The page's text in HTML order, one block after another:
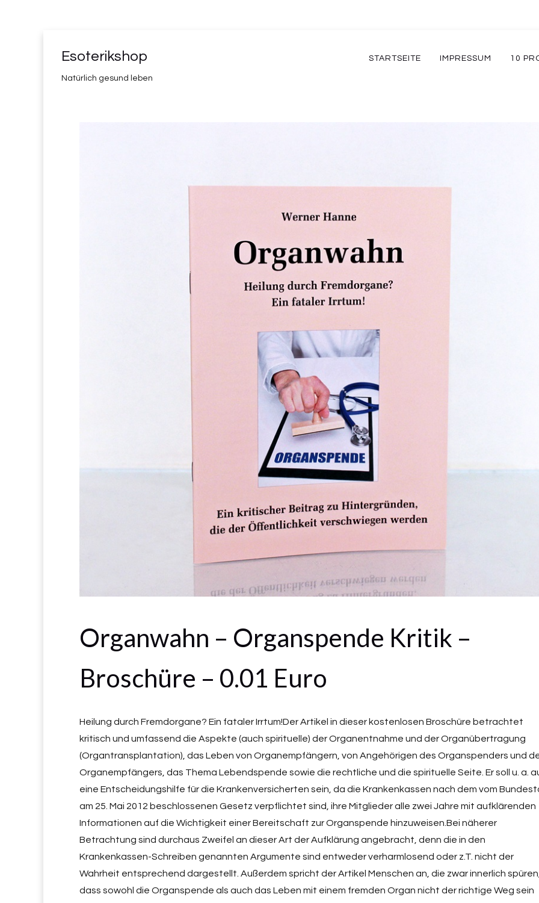
Esoterikshop
Natürlich gesund leben
STARTSEITE IMPRESSUM 10
Organwahn – Organspende Kritik –
Broschüre – 0.01 Euro
Heilung durch Fremdorgane? Ein fataler Irrtum!Der Artikel in dieser kostenlosen Broschüre betrachtet
kritisch und umfassend die Aspekte (auch spirituelle) der Organentnahme und der Organübertragung
(Organtransplantation), das Leben von Organempfängern, von Angehörigen des Organspenders und
Organempfängers, das Thema Lebendspende sowie die rechtliche und die spirituelle Seite. Er soll u. a.
eine Entscheidungshilfe für die Krankenversicherten sein, da die Krankenkassen nach dem vom
am 25. Mai 2012 beschlossenen Gesetz verpflichtet sind, ihre Mitglieder alle zwei Jahre mit aufklärenden
Informationen auf die Wichtigkeit einer Bereitschaft zur Organspende hinzuweisen.Bei näherer
Betrachtung sind durchaus Zweifel an dieser Art der Aufklärung angebracht, denn die in den
Krankenkassen-Schreiben genannten Argumente sind entweder verharmlosend oder z.T. nicht der
Wahrheit entsprechend dargestellt. Außerdem spricht der Artikel Menschen an, die zwar innerlich spüren,
dass sowohl die Organspende als auch das Leben mit einem fremden Organ nicht der richtige Weg sein